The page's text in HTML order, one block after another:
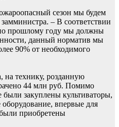
сезон мы будем
замминистра. – В соответствии
прошлому году мы должны
данный норматив мы
90% от необходимого
технику, розданную
44 млн руб. Помимо
закуплены культиваторы,
впервые для
приобретены